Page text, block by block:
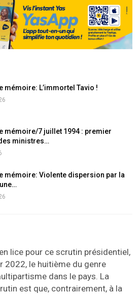
mémoire: L’immortel Tavio !
mémoire/7 juillet 1994 : premier
ministres…
mémoire: Violente dispersion par la
lice pour ce scrutin présidentiel,
2022, le huitième du genre
dans le pays. La
est que, contrairement, à la